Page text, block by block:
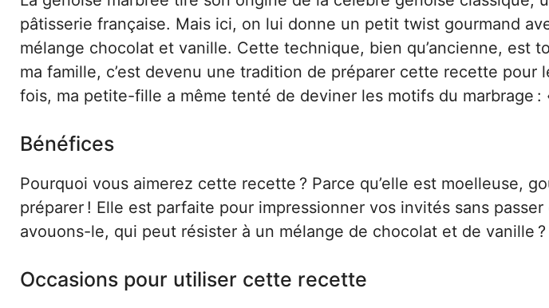
pâtisserie française. Mais ici, on lui donne un petit twist gourmand
mélange chocolat et vanille. Cette technique, bien qu’ancienne, est
ma famille, c’est devenu une tradition de préparer cette recette pour
fois, ma petite-fille a même tenté de deviner les motifs du marbrage :
Bénéfices
Pourquoi vous aimerez cette recette ? Parce qu’elle est moelleuse,
préparer ! Elle est parfaite pour impressionner vos invités sans
avouons-le, qui peut résister à un mélange de chocolat et de vanille ?
Occasions pour utiliser cette recette